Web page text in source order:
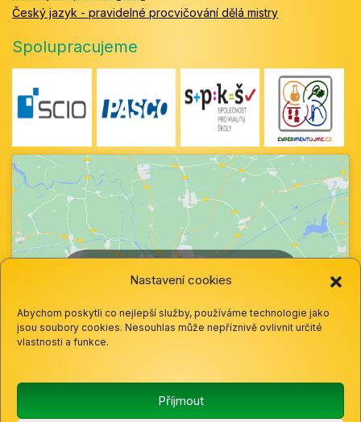
Nastavení cookies
Abychom poskytli co nejlepší služby, používáme technologie jako
jsou soubory cookies. Nesouhlas může nepříznivě ovlivnit určité
vlastnosti a funkce.
Příjmout
Český jazyk - pravidelné procvičování dělá mistry
Spolupracujeme
cookie a povolte tento obsah